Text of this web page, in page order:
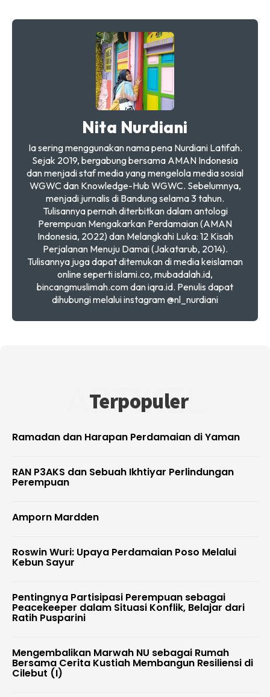
Nita Nurdiani
Ia sering menggunakan nama pena Nurdiani Latifah.
Sejak 2019, bergabung bersama AMAN Indonesia
dan menjadi staf media yang mengelola media sosial
WGWC dan Knowledge-Hub WGWC. Sebelumnya,
menjadi jurnalis di Bandung selama 3 tahun.
Tulisannya pernah diterbitkan dalam antologi
Perempuan Mengakarkan Perdamaian (AMAN
Indonesia, 2022) dan Melangkahi Luka: 12 Kisah
Perjalanan Menuju Damai (Jakatarub, 2014).
Tulisannya juga dapat ditemukan di media keislaman
online seperti islami.co, mubadalah.id,
bincangmuslimah.com dan iqra.id. Penulis dapat
dihubungi melalui instagram @nl_nurdiani
Terpopuler
ARTIKEL
Ramadan dan Harapan Perdamaian di Yaman
RAN P3AKS dan Sebuah Ikhtiyar Perlindungan
Perempuan
Amporn Mardden
Roswin Wuri: Upaya Perdamaian Poso Melalui
Kebun Sayur
Pentingnya Partisipasi Perempuan sebagai
Peacekeeper dalam Situasi Konflik, Belajar dari
Ratih Pusparini
Mengembalikan Marwah NU sebagai Rumah
Bersama Cerita Kustiah Membangun Resiliensi di
Cilebut (I)